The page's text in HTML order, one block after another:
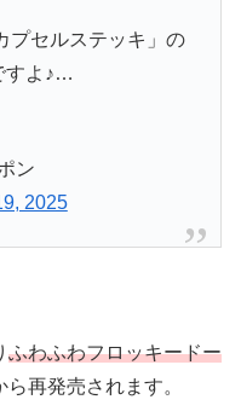
プセルステッキ」の
すよ♪…
ン
2025
ふわふわフロッキードー
再発売されます。